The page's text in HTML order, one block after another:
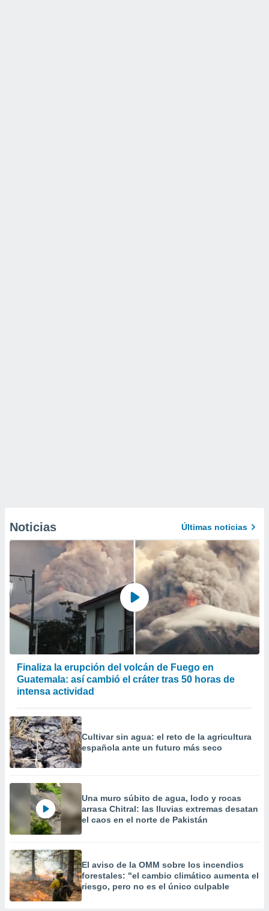
Noticias Últimas noticias
Finaliza la erupción del volcán de Fuego en
Guatemala: así cambió el cráter tras 50 horas de
intensa actividad
Cultivar sin agua: el reto de la agricultura
española ante un futuro más seco
Una muro súbito de agua, lodo y rocas
arrasa Chitral: las lluvias extremas desatan
el caos en el norte de Pakistán
El aviso de la OMM sobre los incendios
forestales: "el cambio climático aumenta el
riesgo, pero no es el único culpable